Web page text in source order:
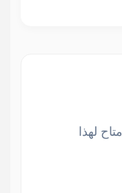
لهذا